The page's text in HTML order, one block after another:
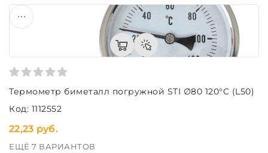
Термометр биметалл погружной STI ∅80 120°C (L50)
Код: 1112552
22,23 руб.
ЕЩЁ 7 ВАРИАНТОВ